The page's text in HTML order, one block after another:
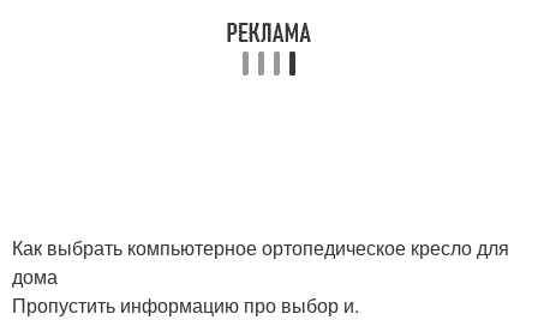
Как выбрать компьютерное ортопедическое кресло для
дома
Пропустить информацию про выбор и.